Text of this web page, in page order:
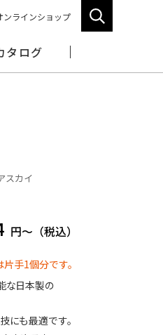
タログ
ンラインショップ
スカイ
円～（税込）
手1個分です。
な日本製の
にも最適です。